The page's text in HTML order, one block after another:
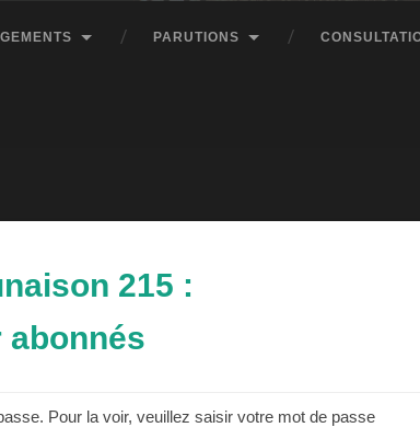
PARUTIONS
215 :
abonnés
Pour la voir, veuillez saisir votre mot de passe